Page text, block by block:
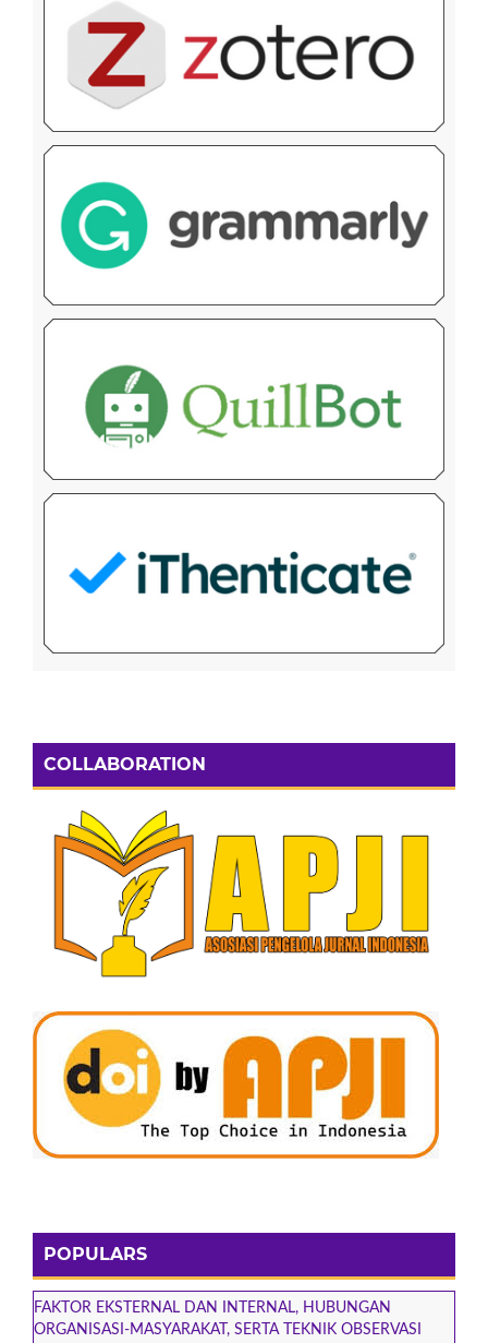
COLLABORATION
POPULARS
FAKTOR EKSTERNAL DAN INTERNAL, HUBUNGAN
ORGANISASI-MASYARAKAT, SERTA TEKNIK OBSERVASI